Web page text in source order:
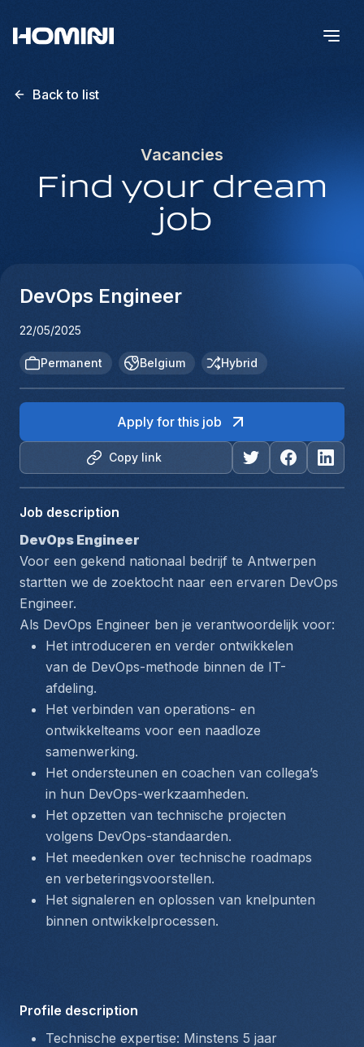
Back to list
Vacancies
Find your dream
job
DevOps Engineer
22/05/2025
Permanent Belgium Hybrid
Copy link
Apply for this job
Job description
DevOps Engineer
Voor een gekend nationaal bedrijf te Antwerpen
startten we de zoektocht naar een ervaren DevOps
Engineer.
Als DevOps Engineer ben je verantwoordelijk voor:
Het introduceren en verder ontwikkelen
van de DevOps-methode binnen de IT-
afdeling.
Het verbinden van operations- en
ontwikkelteams voor een naadloze
samenwerking.
Het ondersteunen en coachen van collega’s
in hun DevOps-werkzaamheden.
Het opzetten van technische projecten
volgens DevOps-standaarden.
Het meedenken over technische roadmaps
en verbeteringsvoorstellen.
Het signaleren en oplossen van knelpunten
binnen ontwikkelprocessen.
Profile description
Technische expertise: Minstens 5 jaar